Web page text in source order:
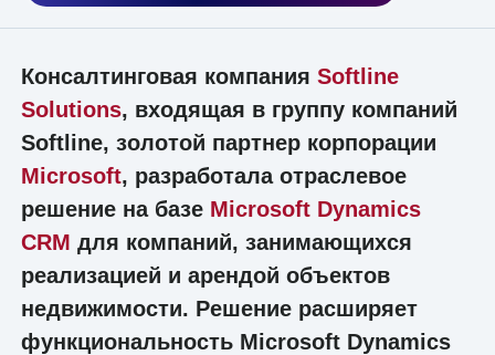
Консалтинговая компания Softline
Solutions, входящая в группу компаний
Softline, золотой партнер корпорации
Microsoft, разработала отраслевое
решение на базе Microsoft Dynamics
CRM для компаний, занимающихся
реализацией и арендой объектов
недвижимости. Решение расширяет
функциональность Microsoft Dynamics